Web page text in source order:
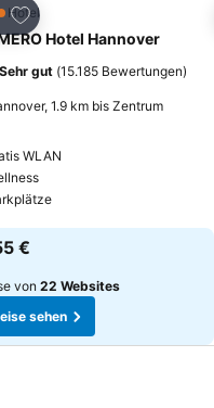
Zu Favoriten hinzufügen
Hotel
Hotel Hannover
Sehr gut (15.185 Bewertungen)
1.9 km bis Zentrum
WLAN
sehen
€
von 22 Websites
sehen